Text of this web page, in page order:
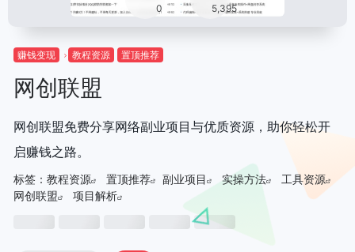
0 5,395
赚钱变现 教程资源 置顶推荐
网创联盟
网创联盟免费分享网络副业项目与优质资源，助你轻松开
启赚钱之路。
标签： 教程资源 置顶推荐 副业项目 实操方法
工具资源
网创联盟
项目解析